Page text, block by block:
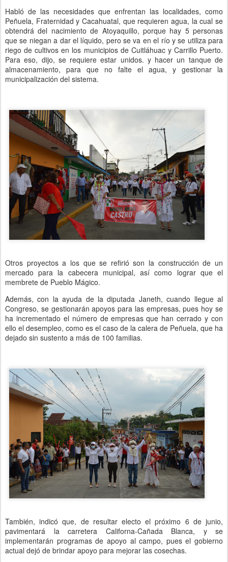
Habló de las necesidades que enfrentan las localidades, como
Peñuela, Fraternidad y Cacahuatal, que requieren agua, la cual se
obtendrá del nacimiento de Atoyaquillo, porque hay 5 personas
que se niegan a dar el líquido, pero se va en el río y se utiliza para
riego de cultivos en los municipios de Cuitláhuac y Carrillo Puerto.
Para eso, dijo, se requiere estar unidos. y hacer un tanque de
almacenamiento, para que no falte el agua, y gestionar la
municipalización del sistema.
Otros proyectos a los que se refirió son la construcción de un
mercado para la cabecera municipal, así como lograr que el
membrete de Pueblo Mágico.
Además, con la ayuda de la diputada Janeth, cuando llegue al
Congreso, se gestionarán apoyos para las empresas, pues hoy se
ha incrementado el número de empresas que han cerrado y con
ello el desempleo, como es el caso de la calera de Peñuela, que ha
dejado sin sustento a más de 100 familias.
También, indicó que, de resultar electo el próximo 6 de junio,
pavimentará la carretera Californa-Cañada Blanca, y se
implementarán programas de apoyo al campo, pues el gobierno
actual dejó de brindar apoyo para mejorar las cosechas.